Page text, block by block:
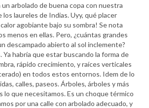
arbolado de buena copa con nuestra
laureles de Indias. Uyy, qué placer
agobiante bajo su sombra! Se nota
menos en ellas. Pero, ¿cuántas grandes
descampado abierto al sol inclemente?
Ya habría que estar buscando la forma de
rápido crecimiento, y raíces verticales
en todos estos entornos. Idem de lo
calles, paseos. Árboles, árboles y más
lo que necesitamos. Es un choque térmico
por una calle con arbolado adecuado, y